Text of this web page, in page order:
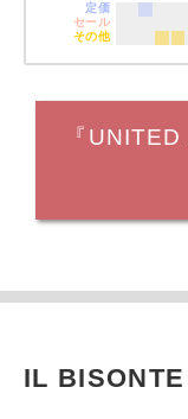
定価
セール
その他
『
IL BISONTE